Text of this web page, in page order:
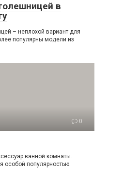
в
– неплохой вариант для
популярны модели из
0
ванной комнаты.
особой популярностью.